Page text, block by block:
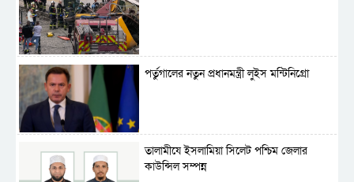
পর্তুগালের নতুন প্রধানমন্ত্রী লুইস মন্টিনিগ্রো
‎তালামীযে ইসলামিয়া সিলেট পশ্চিম জেলার
কাউন্সিল সম্পন্ন